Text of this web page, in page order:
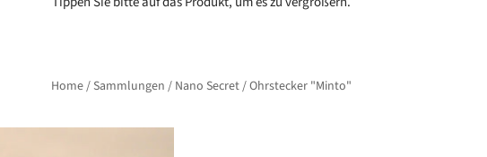
Home/ Sammlungen / Nano Secret/Ohrstecker "Minto"